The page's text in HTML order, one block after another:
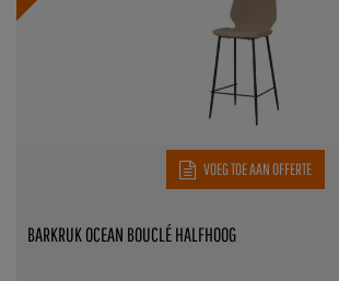
VOEG TOE AAN OFFERTE
BARKRUK OCEAN BOUCLÉ HALFHOOG